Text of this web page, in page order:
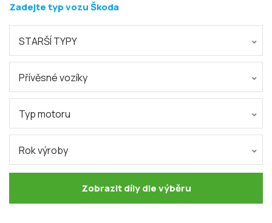
Zadejte typ vozu Škoda
STARŠÍ TYPY
Přívěsné vozíky
Typ motoru
Rok výroby
Zobrazit díly dle výběru